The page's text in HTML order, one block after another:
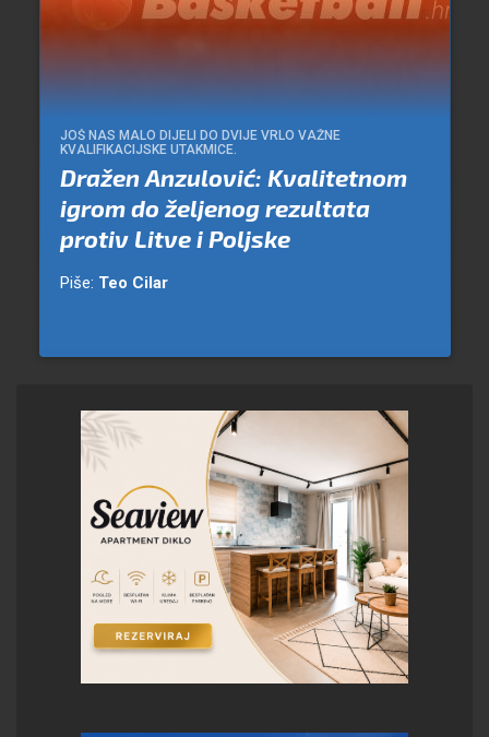
JOŠ NAS MALO DIJELI DO DVIJE VRLO VAŽNE
KVALIFIKACIJSKE UTAKMICE.
Dražen Anzulović: Kvalitetnom
igrom do željenog rezultata
protiv Litve i Poljske
Piše: Teo Cilar